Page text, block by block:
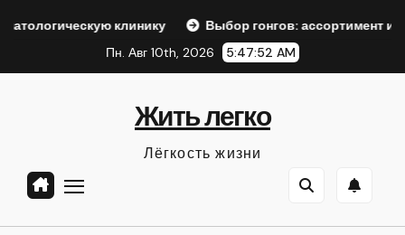
клинику
Выбор гонгов: ассортимент и
Пн. Авг 10th, 2026
5:47:53 AM
Жить легко
Лёгкость жизни